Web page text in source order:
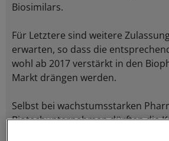
Biosimilars.
Für Letztere sind weitere
erwarten, so dass die
wohl ab 2017 verstärkt in den
Markt drängen werden.
Selbst bei wachstumsstarken
Biotechunternehmen dürften die